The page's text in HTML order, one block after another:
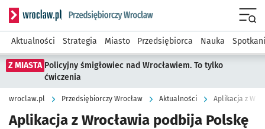
Serwis informacyjny wroclaw.pl podserwis: Strategia
Aktualności Strategia Miasto Przedsiębiorca Nauka
Z MIASTA Policyjny śmigłowiec nad Wrocławiem. To tylko
ćwiczenia
wroclaw.pl Przedsiębiorczy Wrocław Aktualności Aplikacja z
Aplikacja z Wrocławia podbija Polskę